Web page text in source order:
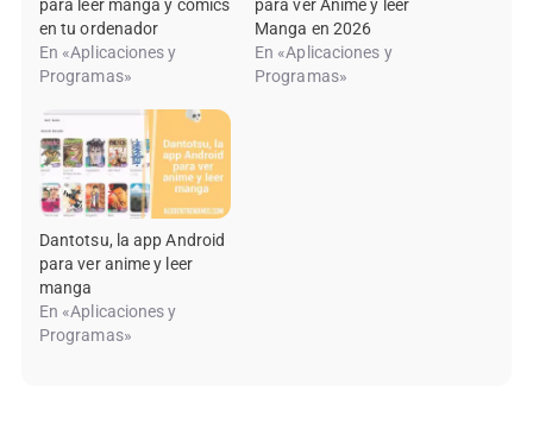
para leer manga y comics
en tu ordenador
En «Aplicaciones y
Programas»
para ver Anime y leer
Manga en 2026
En «Aplicaciones y
Programas»
Dantotsu, la app Android
para ver anime y leer
manga
En «Aplicaciones y
Programas»